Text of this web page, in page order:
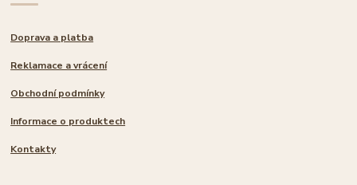
Doprava a platba
Reklamace a vrácení
Obchodní podmínky
Informace o produktech
Kontakty